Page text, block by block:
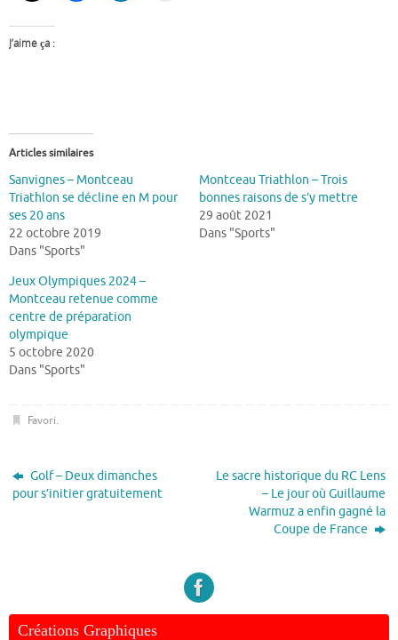
J’aime ça :
Articles similaires
Sanvignes – Montceau
Triathlon se décline en M pour
ses 20 ans
22 octobre 2019
Dans "Sports"
Montceau Triathlon – Trois
bonnes raisons de s’y mettre
29 août 2021
Dans "Sports"
Jeux Olympiques 2024 –
Montceau retenue comme
centre de préparation
olympique
5 octobre 2020
Dans "Sports"
Favori.
Golf – Deux dimanches
pour s’initier gratuitement
Le sacre historique du RC Lens
– Le jour où Guillaume
Warmuz a enfin gagné la
Coupe de France
Créations Graphiques